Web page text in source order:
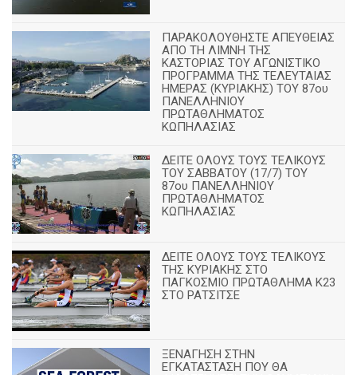
ΠΑΡΑΚΟΛΟΥΘΗΣΤΕ ΑΠΕΥΘΕΙΑΣ
ΑΠΟ ΤΗ ΛΙΜΝΗ ΤΗΣ
ΚΑΣΤΟΡΙΑΣ ΤΟΥ ΑΓΩΝΙΣΤΙΚΟ
ΠΡΟΓΡΑΜΜΑ ΤΗΣ ΤΕΛΕΥΤΑΙΑΣ
ΗΜΕΡΑΣ (ΚΥΡΙΑΚΗΣ) ΤΟΥ 87ου
ΠΑΝΕΛΛΗΝΙΟΥ
ΠΡΩΤΑΘΛΗΜΑΤΟΣ
ΚΩΠΗΛΑΣΙΑΣ
ΔΕΙΤΕ ΟΛΟΥΣ ΤΟΥΣ ΤΕΛΙΚΟΥΣ
ΤΟΥ ΣΑΒΒΑΤΟΥ (17/7) ΤΟΥ
87ου ΠΑΝΕΛΛΗΝΙΟΥ
ΠΡΩΤΑΘΛΗΜΑΤΟΣ
ΚΩΠΗΛΑΣΙΑΣ
ΔΕΙΤΕ ΟΛΟΥΣ ΤΟΥΣ ΤΕΛΙΚΟΥΣ
ΤΗΣ ΚΥΡΙΑΚΗΣ ΣΤΟ
ΠΑΓΚΟΣΜΙΟ ΠΡΩΤΑΘΛΗΜΑ Κ23
ΣΤΟ ΡΑΤΣΙΤΣΕ
ΞΕΝΑΓΗΣΗ ΣΤΗΝ
ΕΓΚΑΤΑΣΤΑΣΗ ΠΟΥ ΘΑ